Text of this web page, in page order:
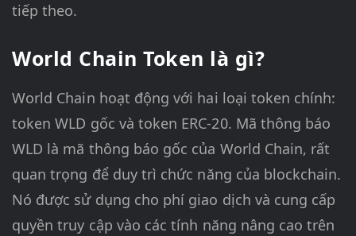
tiếp theo.
World Chain Token là gì?
World Chain hoạt động với hai loại token chính:
token WLD gốc và token ERC-20. Mã thông báo
WLD là mã thông báo gốc của World Chain, rất
quan trọng để duy trì chức năng của blockchain.
Nó được sử dụng cho phí giao dịch và cung cấp
quyền truy cập vào các tính năng nâng cao trên